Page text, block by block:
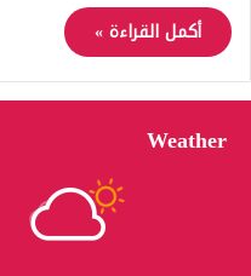
أكمل القراءة »
Weather